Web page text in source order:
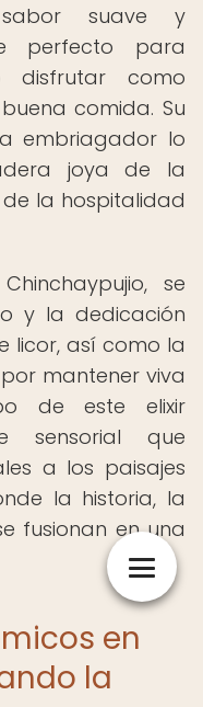
suave y
perfecto para
como
comida. Su
embriagador lo
joya de la
la hospitalidad
se
y la dedicación
licor, así como la
mantener viva
de este elixir
sensorial que
a los paisajes
la historia, la
fusionan en una
en
la